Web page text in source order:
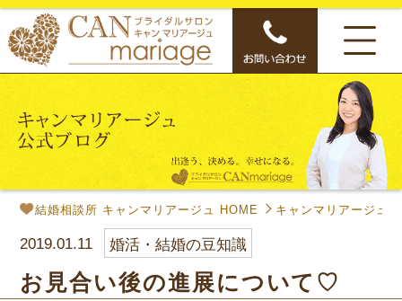
結婚相談所 キャンマリアージュ HOME キャンマリアージュ
2019.01.11 婚活・結婚の豆知識
お見合い後の進展について♡